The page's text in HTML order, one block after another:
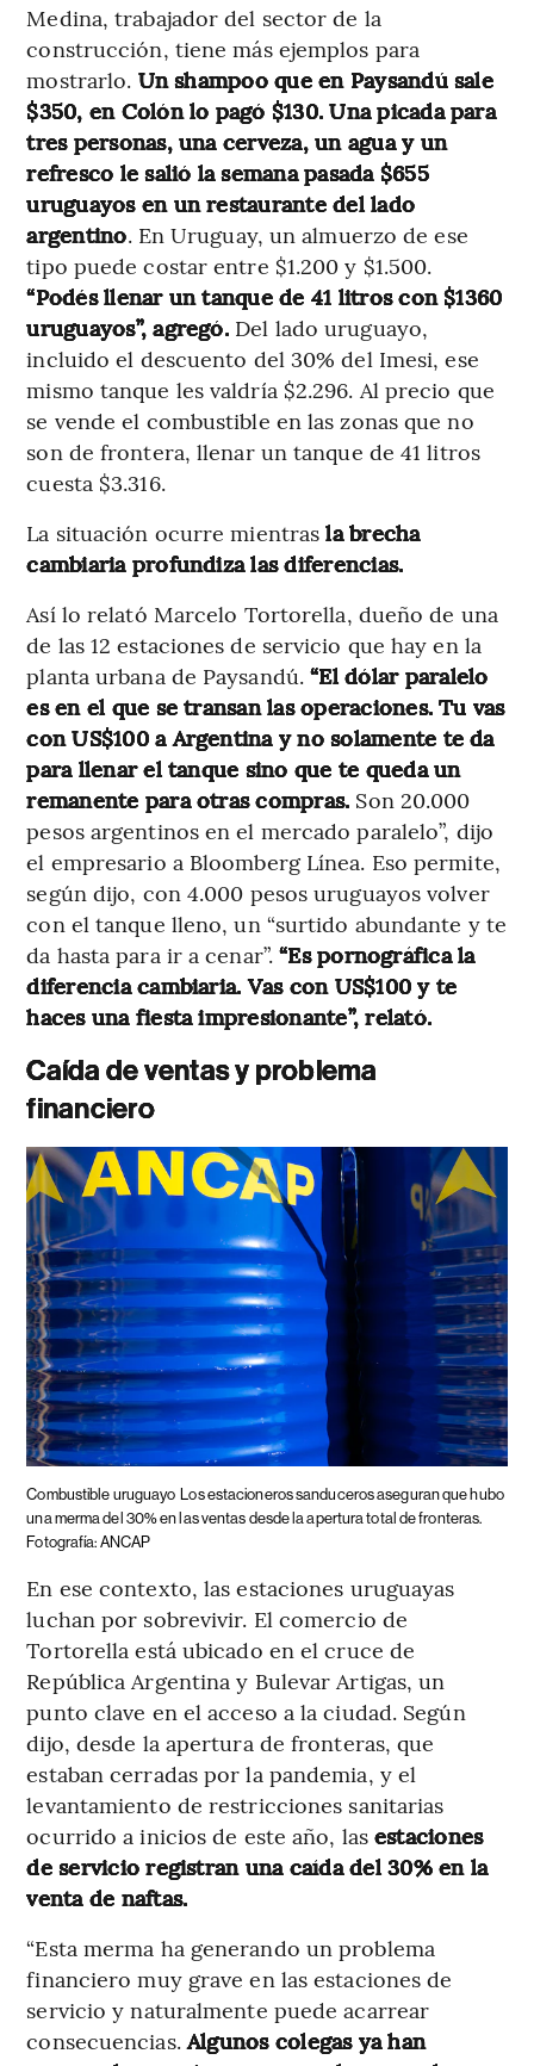
Medina, trabajador del sector de la
construcción, tiene más ejemplos para
mostrarlo. Un shampoo que en Paysandú sale
$350, en Colón lo pagó $130. Una picada para
tres personas, una cerveza, un agua y un
refresco le salió la semana pasada $655
uruguayos en un restaurante del lado
argentino. En Uruguay, un almuerzo de ese
tipo puede costar entre $1.200 y $1.500.
“Podés llenar un tanque de 41 litros con $1360
uruguayos”, agregó. Del lado uruguayo,
incluido el descuento del 30% del Imesi, ese
mismo tanque les valdría $2.296. Al precio que
se vende el combustible en las zonas que no
son de frontera, llenar un tanque de 41 litros
cuesta $3.316.
La situación ocurre mientras la brecha
cambiaria profundiza las diferencias.
Así lo relató Marcelo Tortorella, dueño de una
de las 12 estaciones de servicio que hay en la
planta urbana de Paysandú. “El dólar paralelo
es en el que se transan las operaciones. Tu vas
con US$100 a Argentina y no solamente te da
para llenar el tanque sino que te queda un
remanente para otras compras. Son 20.000
pesos argentinos en el mercado paralelo”, dijo
el empresario a Bloomberg Línea. Eso permite,
según dijo, con 4.000 pesos uruguayos volver
con el tanque lleno, un “surtido abundante y te
da hasta para ir a cenar”.“Es pornográfica la
diferencia cambiaria. Vas con US$100 y te
haces una fiesta impresionante”, relató.
Caída de ventas y problema
financiero
Combustible uruguayo Los estacioneros sanduceros aseguran que hubo
una merma del 30% en las ventas desde la apertura total de fronteras.
Fotografía: ANCAP
En ese contexto, las estaciones uruguayas
luchan por sobrevivir. El comercio de
Tortorella está ubicado en el cruce de
República Argentina y Bulevar Artigas, un
punto clave en el acceso a la ciudad. Según
dijo, desde la apertura de fronteras, que
estaban cerradas por la pandemia, y el
levantamiento de restricciones sanitarias
ocurrido a inicios de este año, las estaciones
de servicio registran una caída del 30% en la
venta de naftas.
“Esta merma ha generando un problema
financiero muy grave en las estaciones de
servicio y naturalmente puede acarrear
consecuencias.Algunos colegas ya han